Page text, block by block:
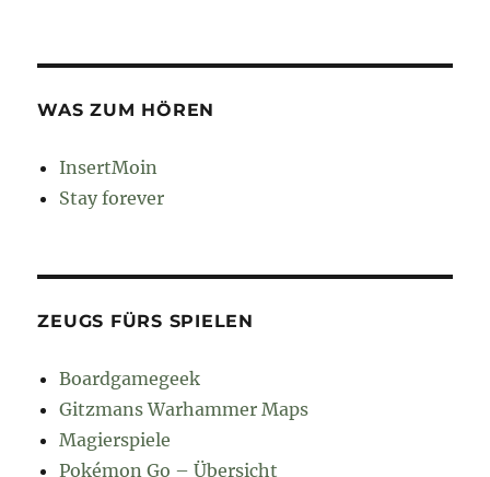
WAS ZUM HÖREN
InsertMoin
Stay forever
ZEUGS FÜRS SPIELEN
Boardgamegeek
Gitzmans Warhammer Maps
Magierspiele
Pokémon Go – Übersicht